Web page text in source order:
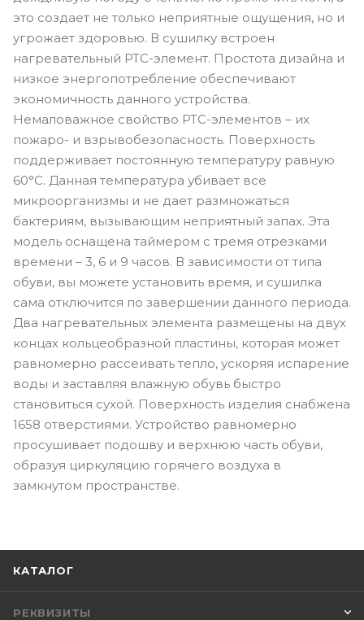
это создает не только неприятные ощущения, но и
угрожает здоровью. В сушилку встроен
нагревательный PTC-элемент. Простота дизайна и
низкое энергопотребление обеспечивают
экономичность данного устройства.
Немаловажное свойство PTC-элементов – их
пожаро- и взрывобезопасность. Поверхность
поддерживает постоянную температуру равную
60°C. Данная температура убивает все
микроорганизмы и не дает размножаться
бактериям, вызывающим неприятный запах. Эта
модель оснащена таймером с тремя отрезками
времени – 3, 6 и 9 часов. В зависимости от типа
обуви, вы можете установить время, и сушилка
сама отключится по завершении данного периода.
Два нагревательных элемента размещены на двух
концах кольцеобразной пластины, которая может
равномерно рассеивать тепло, ускоряя испарение
воды и заставляя влажную обувь быстро
становиться сухой. Поверхность изделия снабжена
1658 отверстиями. Устройство равномерно
просушивает подошву и верхнюю часть обуви,
образуя циркуляцию горячего воздуха в
замкнутом пространстве.
КАТАЛОГ
РЕКВИЗИТЫ